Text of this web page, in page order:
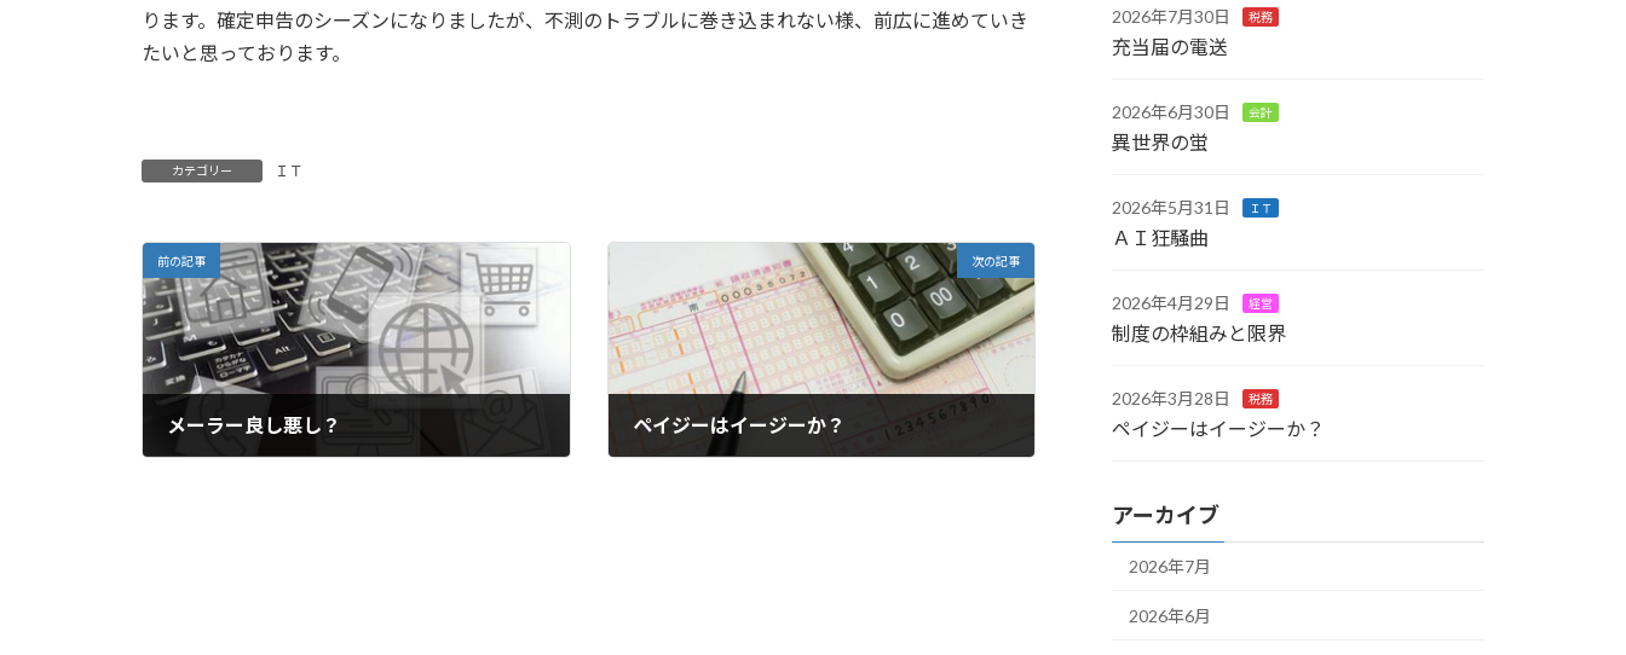
ります。確定申告のシーズンになりましたが、不測のトラブルに巻き込まれない様、前広に進めていき
たいと思っております。
カテゴリー ＩＴ
前の記事
メーラー良し悪し？
次の記事
ペイジーはイージーか？
2026年7月30日 税務
充当届の電送
2026年6月30日 会計
異世界の蛍
2026年5月31日 ＩＴ
ＡＩ狂騒曲
2026年4月29日 経営
制度の枠組みと限界
2026年3月28日 税務
ペイジーはイージーか？
アーカイブ
2026年7月
2026年6月